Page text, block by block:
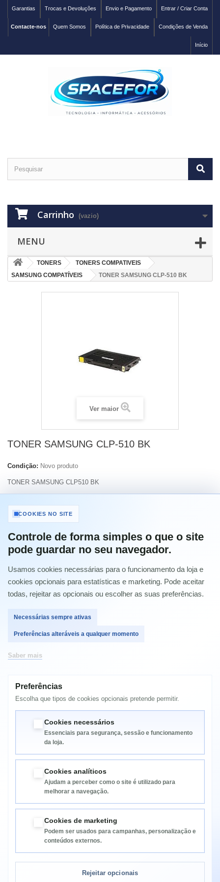
Entrar / Criar Conta
Envio e Pagamento
Trocas e Devoluções
Garantias
Condições de Venda
Política de Privacidade
Quem Somos
Contacte-nos
Início
Carrinho (vazio)
MENU
TONERS
TONERS COMPATIVEIS
SAMSUNG COMPATÍVEIS
TONER SAMSUNG CLP-510 BK
Ver maior
TONER SAMSUNG CLP-510 BK
Condição: Novo produto
TONER SAMSUNG CLP510 BK
Imprimir
45,39 €com IVA
Quantidade
MAIS INFORMAÇÃO
Informação
Categorias
Informação da Loja
COOKIES NO SITE
Controle de forma simples o que o site
pode guardar no seu navegador.
Usamos cookies necessárias para o funcionamento da loja e
cookies opcionais para estatísticas e marketing. Pode aceitar
todas, rejeitar as opcionais ou escolher as suas preferências.
Necessárias sempre ativas
Preferências alteráveis a qualquer momento
Saber mais
Preferências
Escolha que tipos de cookies opcionais pretende permitir.
Cookies necessários
Essenciais para segurança, sessão e funcionamento
da loja.
Cookies analíticos
Ajudam a perceber como o site é utilizado para
melhorar a navegação.
Cookies de marketing
Podem ser usados para campanhas, personalização e
conteúdos externos.
Rejeitar opcionais